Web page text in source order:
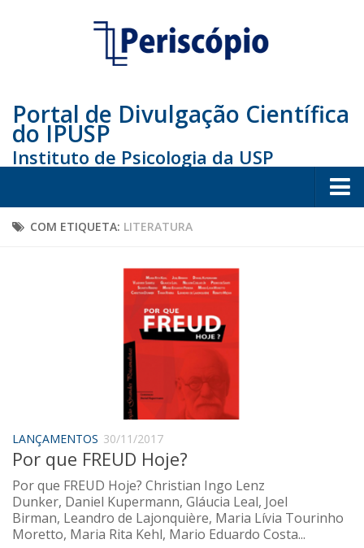
Portal de Divulgação Científica
do IPUSP
Instituto de Psicologia da USP
Home
Mural do IP
Perfil
Commentor
Lançamento
Psico-HQ
COM ETIQUETA: LITERATURA
LANÇAMENTOS 30/11/2017
Por que FREUD Hoje?
Por que FREUD Hoje? Christian Ingo Lenz
Dunker, Daniel Kupermann, Gláucia Leal, Joel
Birman, Leandro de Lajonquière, Maria Lívia Tourinho
Moretto, Maria Rita Kehl, Mario Eduardo Costa...